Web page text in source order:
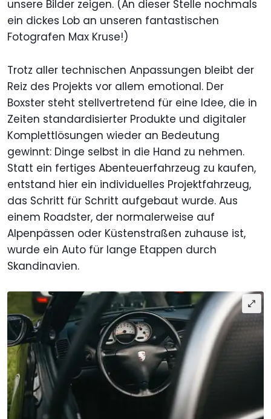
unsere Bilder zeigen. (An dieser Stelle nochmals
ein dickes Lob an unseren fantastischen
Fotografen Max Kruse!)
Trotz aller technischen Anpassungen bleibt der
Reiz des Projekts vor allem emotional. Der
Boxster steht stellvertretend für eine Idee, die in
Zeiten standardisierter Produkte und digitaler
Komplettlösungen wieder an Bedeutung
gewinnt: Dinge selbst in die Hand zu nehmen.
Statt ein fertiges Abenteuerfahrzeug zu kaufen,
entstand hier ein individuelles Projektfahrzeug,
das Schritt für Schritt aufgebaut wurde. Aus
einem Roadster, der normalerweise auf
Alpenpässen oder Küstenstraßen zuhause ist,
wurde ein Auto für lange Etappen durch
Skandinavien.